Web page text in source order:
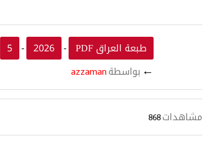
طبعة العراق PDF -
2026
-
5
← بواسطة azzaman
مشاهدات 868